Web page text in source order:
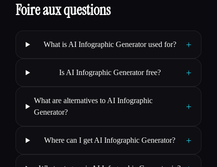
Foire aux questions
What is AI Infographic Generator used for? +
Is AI Infographic Generator free? +
What are alternatives to AI Infographic
Generator?
+
Where can I get AI Infographic Generator? +